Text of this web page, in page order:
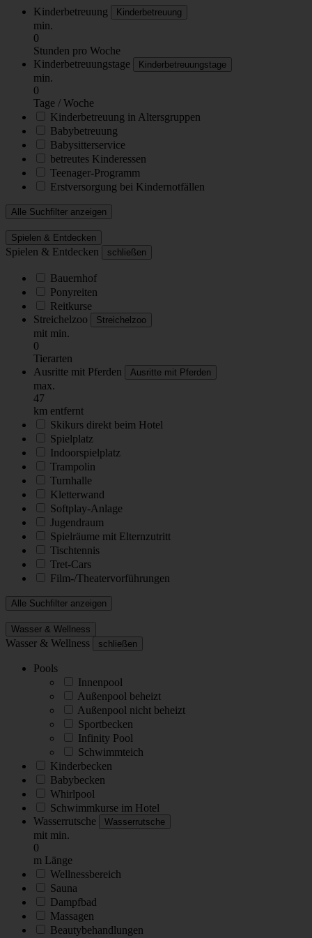
Kinderbetreuung Kinderbetreuung
min.
0
Stunden pro Woche
Kinderbetreuungstage
Kinderbetreuungstage
min.
0
Tage / Woche
Kinderbetreuung in Altersgruppen
Babybetreuung
Babysitterservice
betreutes Kinderessen
Teenager-Programm
Erstversorgung bei Kindernotfällen
Alle Suchfilter anzeigen
Spielen & Entdecken
Spielen & Entdecken schließen
Bauernhof
Ponyreiten
Reitkurse
Streichelzoo
Streichelzoo
mit min.
0
Tierarten
Ausritte mit Pferden
Ausritte mit Pferden
max.
47
km entfernt
Skikurs direkt beim Hotel
Spielplatz
Indoorspielplatz
Trampolin
Turnhalle
Kletterwand
Softplay-Anlage
Jugendraum
Spielräume mit Elternzutritt
Tischtennis
Tret-Cars
Film-/Theatervorführungen
Alle Suchfilter anzeigen
Wasser & Wellness
Wasser & Wellness schließen
Pools
Innenpool
Außenpool beheizt
Außenpool nicht beheizt
Sportbecken
Infinity Pool
Schwimmteich
Kinderbecken
Babybecken
Whirlpool
Schwimmkurse im Hotel
Wasserrutsche
Wasserrutsche
mit min.
0
m Länge
Wellnessbereich
Sauna
Dampfbad
Massagen
Beautybehandlungen